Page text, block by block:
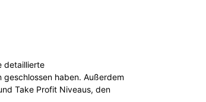
detaillierte
haben. Außerdem
Take Profit Niveaus, den